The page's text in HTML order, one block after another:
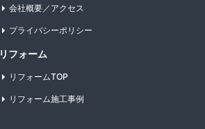
会社概要／アクセス
プライバシーポリシー
リフォーム
リフォームTOP
リフォーム施工事例